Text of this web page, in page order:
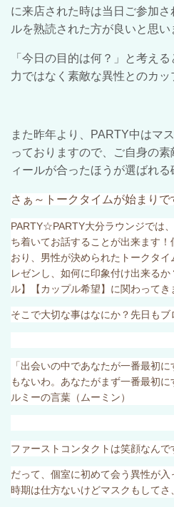
に来店された時は当日ご参加
ルを熟読された方が良いと思い
「今日の目的は何？」と考え
力ではなく素敵な異性とのカ
また昨年より、 PARTY中はマ
っておりますので、ご自身の
ィールが合ったほうが選ばれる
さぁ～トークタイムが始まりで
PARTY☆PARTY大分ラウンジでは
ち着いてお話することが出来ます
おり、男性が決められたトークタイ
レゼンし、如何に印象付け出来る
ル】【カップル希望】に関わってき
そこで大切な事はなにか？先日もブ
「出会いの中であなたが一番最初
もないわ。あなたがまず一番最初
ルミーの言葉（ムーミン）
ファーストコンタクトは笑顔なんで
だって、個室に初めて会う異性が
時期は仕方ないけどマスクもして